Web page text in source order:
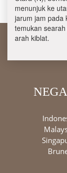
menunjuk ke
jarum jam pada
temukan
arah kiblat.